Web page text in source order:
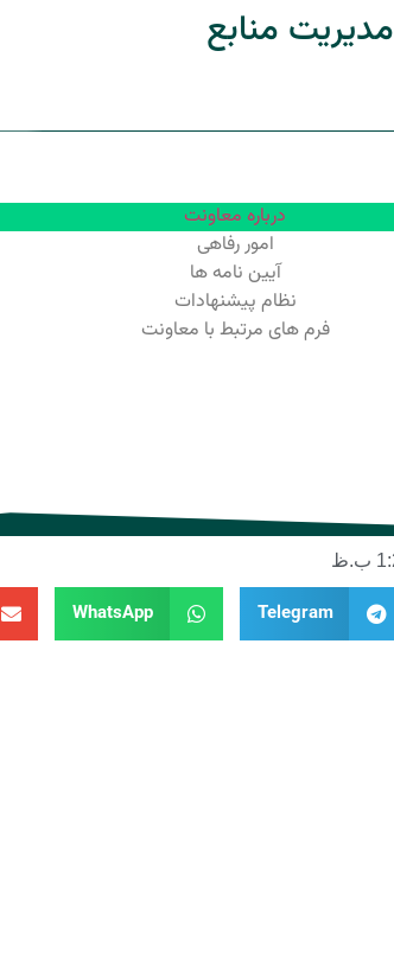
منابع
درباره معاونت
امور رفاهی
آیین نامه ها
نظام پیشنهادات
فرم های مرتبط با معاونت
ب.ظ
Telegram
WhatsApp